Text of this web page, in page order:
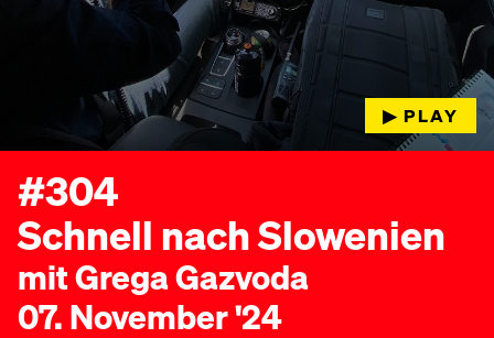
▶︎ PLAY
#304
Schnell nach Slowenien
mit Grega Gazvoda
07. November '24